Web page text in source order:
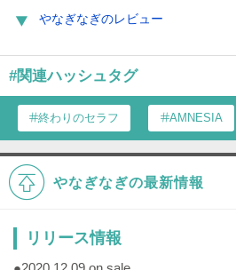
やなぎなぎのレビュー
#関連ハッシュタグ
終わりのセラフ AMNESIA
やなぎなぎの最新情報
リリース情報